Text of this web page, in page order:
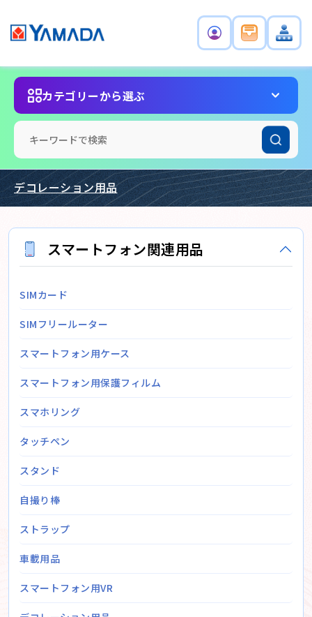
カテゴリーから選ぶ
デコレーション用品
スマートフォン関連用品
SIMカード
SIMフリールーター
スマートフォン用ケース
スマートフォン用保護フィルム
スマホリング
タッチペン
スタンド
自撮り棒
ストラップ
車載用品
スマートフォン用VR